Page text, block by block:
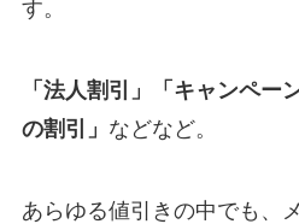
す。
「法人割引」「キャンペー
の割引」 などなど。
あらゆる値引きの中でも、